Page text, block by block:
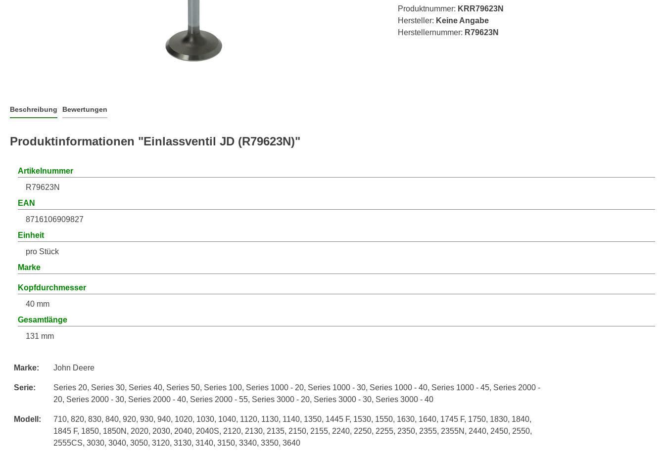
Produktnummer: KRR79623N
Hersteller: Keine Angabe
Herstellernummer: R79623N
Beschreibung Bewertungen
Produktinformationen "Einlassventil JD (R79623N)"
Artikelnummer
R79623N
EAN
8716106909827
Einheit
pro Stück
Marke
Kopfdurchmesser
40 mm
Gesamtlänge
131 mm
Marke: John Deere
Serie: Series 20, Series 30, Series 40, Series 50, Series 100, Series 1000 - 20, Series 1000 - 30, Series 1000 - 40, Series 1000 - 45, Series 2000 -
20, Series 2000 - 30, Series 2000 - 40, Series 2000 - 55, Series 3000 - 20, Series 3000 - 30, Series 3000 - 40
Modell: 710, 820, 830, 840, 920, 930, 940, 1020, 1030, 1040, 1120, 1130, 1140, 1350, 1445 F, 1530, 1550, 1630, 1640, 1745 F, 1750, 1830, 1840,
1845 F, 1850, 1850N , 2020, 2030, 2040, 2040S, 2120, 2130, 2135, 2150, 2155, 2240, 2250, 2255, 2350, 2355, 2355N , 2440, 2450, 2550,
2555CS, 3030, 3040, 3050, 3120, 3130, 3140, 3150, 3340, 3350, 3640